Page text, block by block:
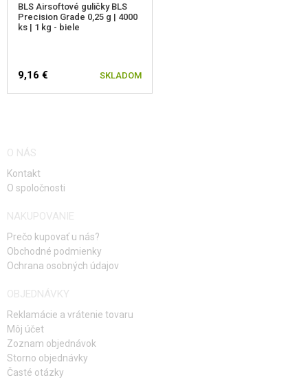
BLS Airsoftové guličky BLS
Precision Grade 0,25 g | 4000
ks | 1 kg - biele
9,16 € SKLADOM
O NÁS
Kontakt
O spoločnosti
NAKUPOVANIE
Prečo kupovať u nás?
Obchodné podmienky
Ochrana osobných údajov
OBJEDNÁVKY
Reklamácie a vrátenie tovaru
Môj účet
Zoznam objednávok
Storno objednávky
Časté otázky